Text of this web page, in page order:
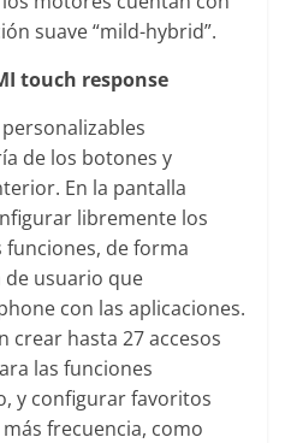
suave “mild-hybrid”.
touch response
de los botones y
En la pantalla
libremente los
de forma
de usuario que
con las aplicaciones.
crear hasta 27 accesos
las funciones
y configurar favoritos
frecuencia, como